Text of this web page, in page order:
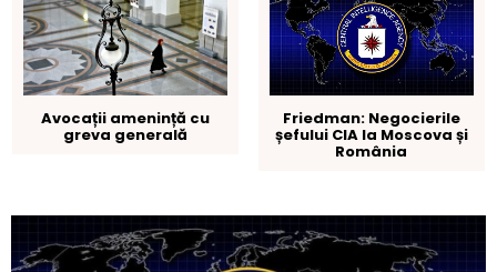
Avocații amenință cu
greva generală
Friedman: Negocierile
șefului CIA la Moscova și
România